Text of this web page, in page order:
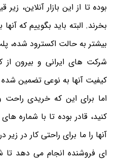
بوده تا از این بازار آنلاین،
بخرند. البته باید بگوییم که
بیشتر به حالت اکسترود شده،
شرکت های ایرانی و بیرون
کیفیت آنها به نوعی تضمین
اما برای این که خریدی راحت
کنید، قادر بوده تا با شماره
آنها را ما برای راحتی کار در
ای فروشنده انجام می دهد تا